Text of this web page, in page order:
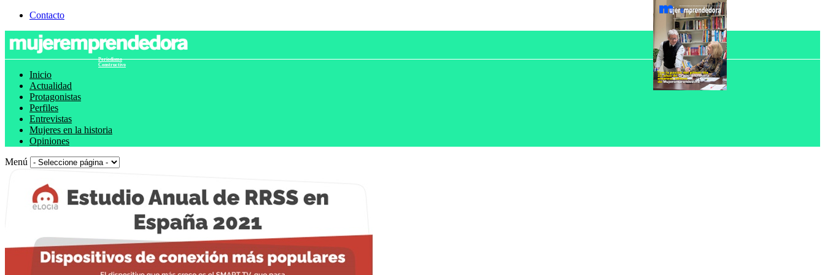
Contacto
Inicio
Actualidad
Protagonistas
Perfiles
Entrevistas
Mujeres en la historia
Opiniones
Menú
Periodismo
Constructivo